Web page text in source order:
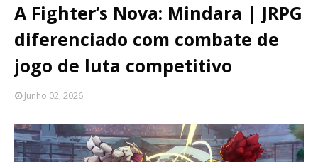
A Fighter’s Nova: Mindara | JRPG
diferenciado com combate de
jogo de luta competitivo
Junho 02, 2026